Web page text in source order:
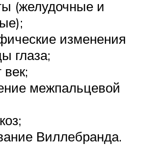
(желудочные и
изменения
глаза;
век;
межпальцевой
Виллебранда.